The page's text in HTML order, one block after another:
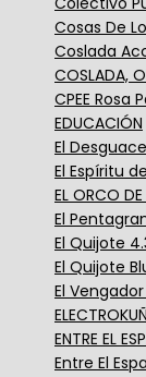
Cosas De
Coslada
COSLADA,
CPEE Rosa
EDUCACIÓN
El
El Espíritu
EL ORCO
El
El Quijote
El Quijote
El
ENTRE EL
Entre El